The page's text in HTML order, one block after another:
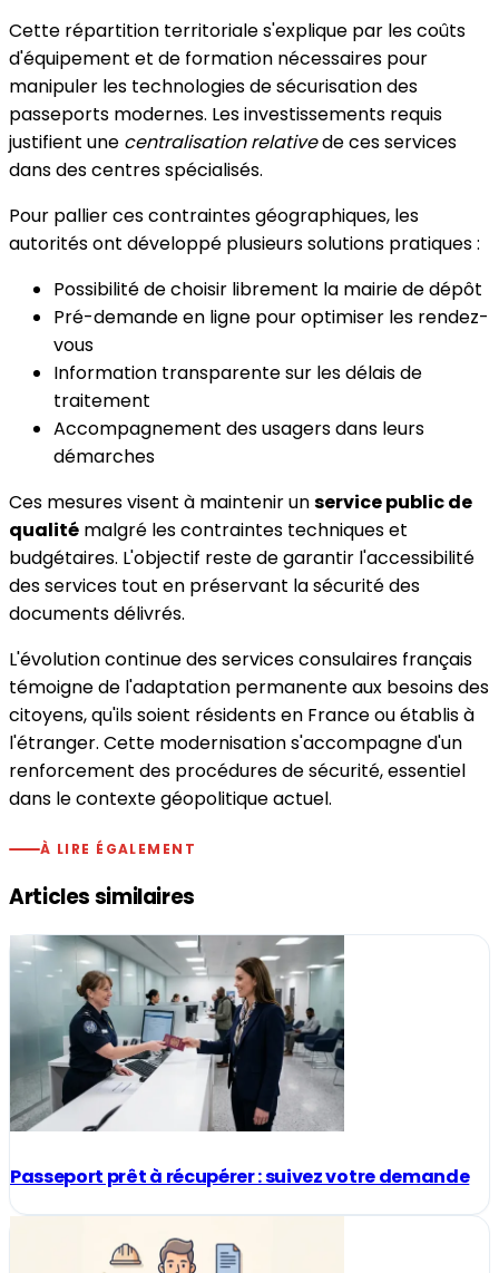
Cette répartition territoriale s'explique par les coûts
d'équipement et de formation nécessaires pour
manipuler les technologies de sécurisation des
passeports modernes. Les investissements requis
justifient une centralisation relativede ces services
dans des centres spécialisés.
Pour pallier ces contraintes géographiques, les
autorités ont développé plusieurs solutions pratiques :
Possibilité de choisir librement la mairie de dépôt
Pré-demande en ligne pour optimiser les rendez-
vous
Information transparente sur les délais de
traitement
Accompagnement des usagers dans leurs
démarches
Ces mesures visent à maintenir unservice public de
qualité malgré les contraintes techniques et
budgétaires. L'objectif reste de garantir l'accessibilité
des services tout en préservant la sécurité des
documents délivrés.
L'évolution continue des services consulaires français
témoigne de l'adaptation permanente aux besoins des
citoyens, qu'ils soient résidents en France ou établis à
l'étranger. Cette modernisation s'accompagne d'un
renforcement des procédures de sécurité, essentiel
dans le contexte géopolitique actuel.
À LIRE ÉGALEMENT
Articles similaires
Passeport prêt à récupérer : suivez votre demande